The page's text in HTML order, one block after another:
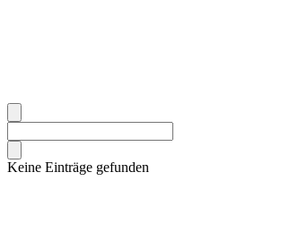
Keine Einträge gefunden